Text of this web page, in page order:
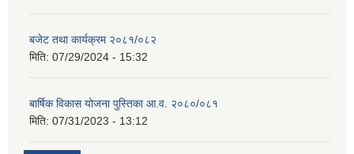
बजेट तथा कार्यक्रम २०८१/०८२
मिति: 07/29/2024 - 15:32
बार्षिक विकास योजना पुस्तिका आ.व. २०८०/०८१
मिति: 07/31/2023 - 13:12